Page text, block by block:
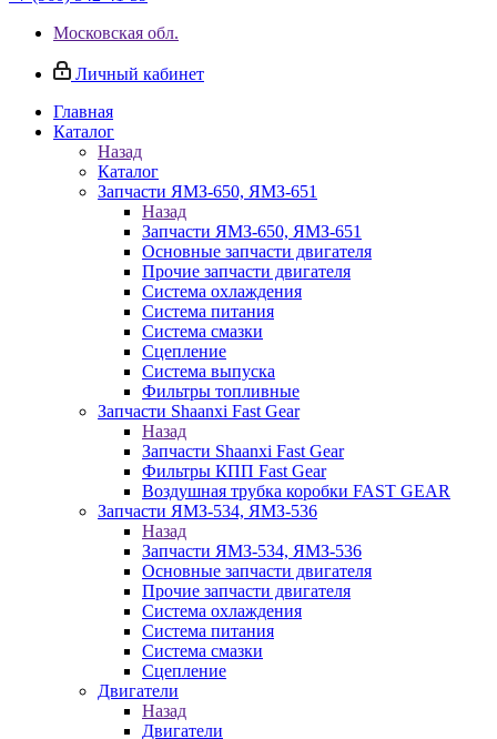
Московская обл.
Личный кабинет
Главная
Каталог
Назад
Каталог
Запчасти ЯМЗ-650, ЯМЗ-651
Назад
Запчасти ЯМЗ-650, ЯМЗ-651
Основные запчасти двигателя
Прочие запчасти двигателя
Система охлаждения
Система питания
Система смазки
Сцепление
Система выпуска
Фильтры топливные
Запчасти Shaanxi Fast Gear
Назад
Запчасти Shaanxi Fast Gear
Фильтры КПП Fast Gear
Воздушная трубка коробки FAST GEAR
Запчасти ЯМЗ-534, ЯМЗ-536
Назад
Запчасти ЯМЗ-534, ЯМЗ-536
Основные запчасти двигателя
Прочие запчасти двигателя
Система охлаждения
Система питания
Система смазки
Сцепление
Двигатели
Назад
Двигатели